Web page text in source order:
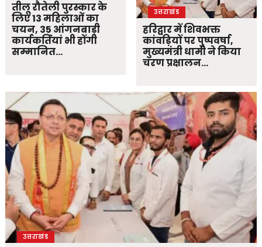
तीलू रौतेली पुरस्कार के
लिए 13 महिलाओं का
चयन, 35 आंगनबाड़ी
कार्यकर्तियां भी होंगी
सम्मानित…
उत्तराखंड
हरिद्वार में शिवभक्त
कांवड़ियों पर पुष्पवर्षा,
मुख्यमंत्री धामी ने किया
चरण प्रक्षालन…
उत्तराखंड